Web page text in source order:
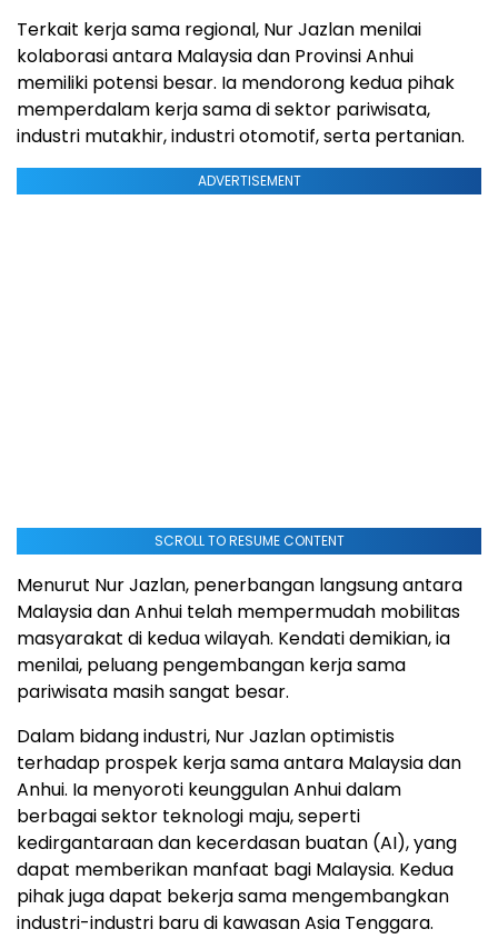
Terkait kerja sama regional, Nur Jazlan menilai
kolaborasi antara Malaysia dan Provinsi Anhui
memiliki potensi besar. Ia mendorong kedua pihak
memperdalam kerja sama di sektor pariwisata,
industri mutakhir, industri otomotif, serta pertanian.
ADVERTISEMENT
SCROLL TO RESUME CONTENT
Menurut Nur Jazlan, penerbangan langsung antara
Malaysia dan Anhui telah mempermudah mobilitas
masyarakat di kedua wilayah. Kendati demikian, ia
menilai, peluang pengembangan kerja sama
pariwisata masih sangat besar.
Dalam bidang industri, Nur Jazlan optimistis
terhadap prospek kerja sama antara Malaysia dan
Anhui. Ia menyoroti keunggulan Anhui dalam
berbagai sektor teknologi maju, seperti
kedirgantaraan dan kecerdasan buatan (AI), yang
dapat memberikan manfaat bagi Malaysia. Kedua
pihak juga dapat bekerja sama mengembangkan
industri-industri baru di kawasan Asia Tenggara.